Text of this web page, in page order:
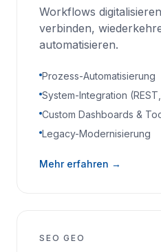
Workflows
verbinden,
automatisieren.
Prozess-Automatisierung
System-Integration
Custom Dashboards &
Legacy-Modernisierung
Mehr erfahren →
SEO GEO